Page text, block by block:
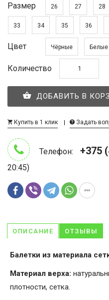
Размер 26 27 28
33 34 35 36
Цвет Чёрные Белые
Количество
ДОБАВИТЬ В
Купить в 1 клик Задать
Телефон: +375
20:45)
ОПИСАНИЕ ОТЗЫВЫ
Балетки из материала
Материал верха:
плотности, сетка.